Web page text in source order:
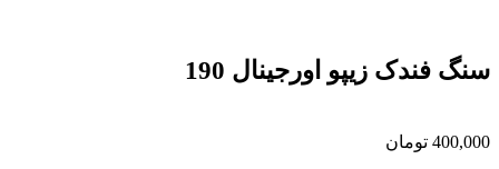
سنگ فندک زیپو اورجینال 190
400,000 تومان